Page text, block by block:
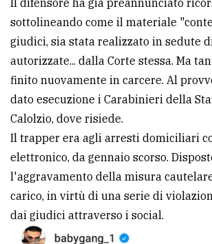
CERCA
Cerca
per
comune
Ricerca
avanzata
LE
ALTRE
TESTATE
sottolineando come il materiale
giudici, sia stata realizzato in sedute
autorizzate... dalla Corte stessa. Ma
finito nuovamente in carcere. Al
dato esecuzione i Carabinieri della
Calolzio, dove risiede.
Il trapper era agli arresti domiciliari
elettronico, da gennaio scorso.
l'aggravamento della misura
carico, in virtù di una serie di
dai giudici attraverso i social.